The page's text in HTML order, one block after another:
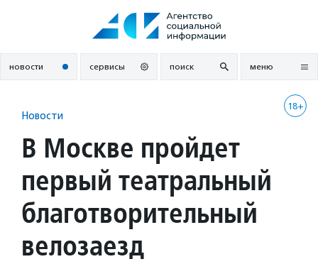
новости сервисы поиск меню
18+
Новости
В Москве пройдет
первый театральный
благотворительный
велозаезд